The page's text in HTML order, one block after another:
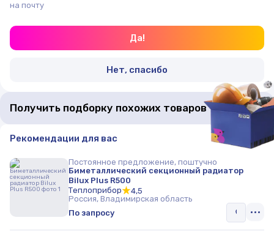
на почту
Да!
Нет, спасибо
Получить подборку похожих товаров
Рекомендации для вас
Постоянное предложение, поштучно
Биметаллический секционный радиатор
Bilux Plus R500
Теплоприбор
4,5
Россия, Владимирская область
По запросу